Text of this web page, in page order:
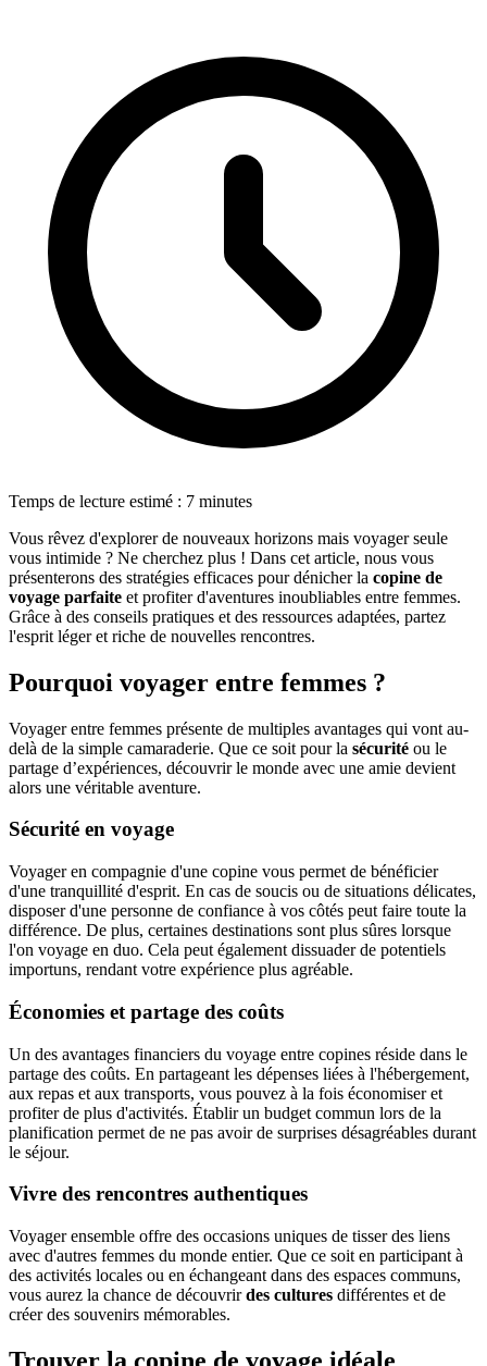
Temps de lecture estimé : 7 minutes
Vous rêvez d'explorer de nouveaux horizons mais voyager seule
vous intimide ? Ne cherchez plus ! Dans cet article, nous vous
présenterons des stratégies efficaces pour dénicher la copine de
voyage parfaite et profiter d'aventures inoubliables entre femmes.
Grâce à des conseils pratiques et des ressources adaptées, partez
l'esprit léger et riche de nouvelles rencontres.
Pourquoi voyager entre femmes ?
Voyager entre femmes présente de multiples avantages qui vont au-
delà de la simple camaraderie. Que ce soit pour la sécurité ou le
partage d’expériences, découvrir le monde avec une amie devient
alors une véritable aventure.
Sécurité en voyage
Voyager en compagnie d'une copine vous permet de bénéficier
d'une tranquillité d'esprit. En cas de soucis ou de situations délicates,
disposer d'une personne de confiance à vos côtés peut faire toute la
différence. De plus, certaines destinations sont plus sûres lorsque
l'on voyage en duo. Cela peut également dissuader de potentiels
importuns, rendant votre expérience plus agréable.
Économies et partage des coûts
Un des avantages financiers du voyage entre copines réside dans le
partage des coûts. En partageant les dépenses liées à l'hébergement,
aux repas et aux transports, vous pouvez à la fois économiser et
profiter de plus d'activités. Établir un budget commun lors de la
planification permet de ne pas avoir de surprises désagréables durant
le séjour.
Vivre des rencontres authentiques
Voyager ensemble offre des occasions uniques de tisser des liens
avec d'autres femmes du monde entier. Que ce soit en participant à
des activités locales ou en échangeant dans des espaces communs,
vous aurez la chance de découvrirdes cultures différentes et de
créer des souvenirs mémorables.